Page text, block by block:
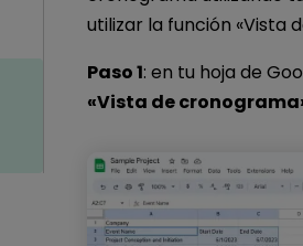
utilizar la función «Vista
Paso 1: en tu hoja de
«Vista de